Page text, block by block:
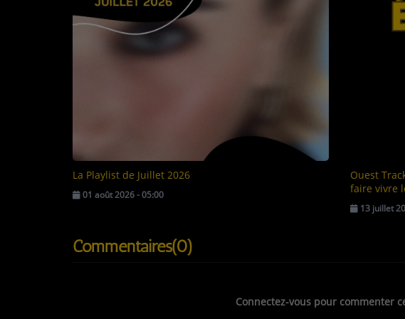
La Playlist de Juillet 2026
01 août 2026 - 05:00
Ouest
faire vivre
13 juillet
Commentaires(0)
Connectez-vous pour commenter